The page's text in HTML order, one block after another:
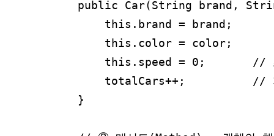
public Car(String brand,
        this.brand = brand;
        this.color = color;
this.speed = 0;       //
totalCars++;          //
    }